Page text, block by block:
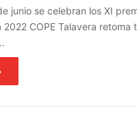
junio se celebran los XI
2022 COPE Talavera retoma